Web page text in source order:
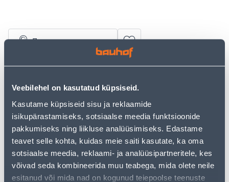
Veebilehel on kasutatud küpsiseid.
Kasutame küpsiseid sisu ja reklaamide
isikupärastamiseks, sotsiaalse meedia funktsioonide
pakkumiseks ning liikluse analüüsimiseks. Edastame
teavet selle kohta, kuidas meie saiti kasutate, ka oma
sotsiaalse meedia, reklaami- ja analüüsipartneritele, kes
võivad seda kombineerida muu teabega, mida olete neile
esitanud või mida nad on kogunud teiepoolse teenuste
Посмотреть наличие
Ежемесячный платеж 19.53 €